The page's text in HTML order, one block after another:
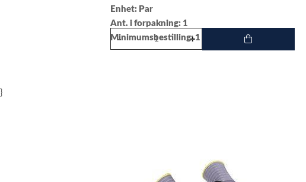
Enhet: Par
Ant. i forpakning: 1
Minimumsbestilling: 1
}